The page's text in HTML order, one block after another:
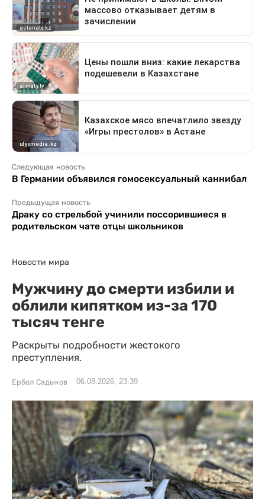
Следующая новость
В Германии объявился гомосексуальный каннибал
Предыдущая новость
Драку со стрельбой учинили поссорившиеся в
родительском чате отцы школьников
Новости мира
Мужчину до смерти избили и
облили кипятком из-за 170
тысяч тенге
Раскрыты подробности жестокого
преступления.
Ербол Садыков 06.08.2026, 23:39